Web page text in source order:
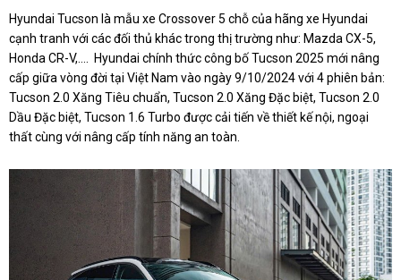
Hyundai Tucson là mẫu xe Crossover 5 chỗ của hãng xe Hyundai
cạnh tranh với các đối thủ khác trong thị trường như: Mazda CX-5,
Honda CR-V,.... Hyundai chính thức công bố Tucson 2025 mới nâng
cấp giữa vòng đời tại Việt Nam vào ngày 9/10/2024 với 4 phiên bản:
Tucson 2.0 Xăng Tiêu chuẩn, Tucson 2.0 Xăng Đặc biệt, Tucson 2.0
Dầu Đặc biệt, Tucson 1.6 Turbo được cải tiến về thiết kế nội, ngoại
thất cùng với nâng cấp tính năng an toàn.